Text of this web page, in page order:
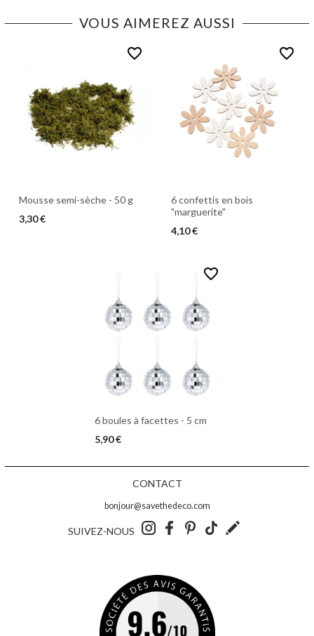
VOUS AIMEREZ AUSSI
favorite_border
Mousse semi-sèche - 50 g
3,30 €
favorite_border
6 confettis en bois
"marguerite"
4,10 €
favorite_border
6 boules à facettes - 5 cm
5,90 €
CONTACT
bonjour@savethedeco.com
SUIVEZ-NOUS